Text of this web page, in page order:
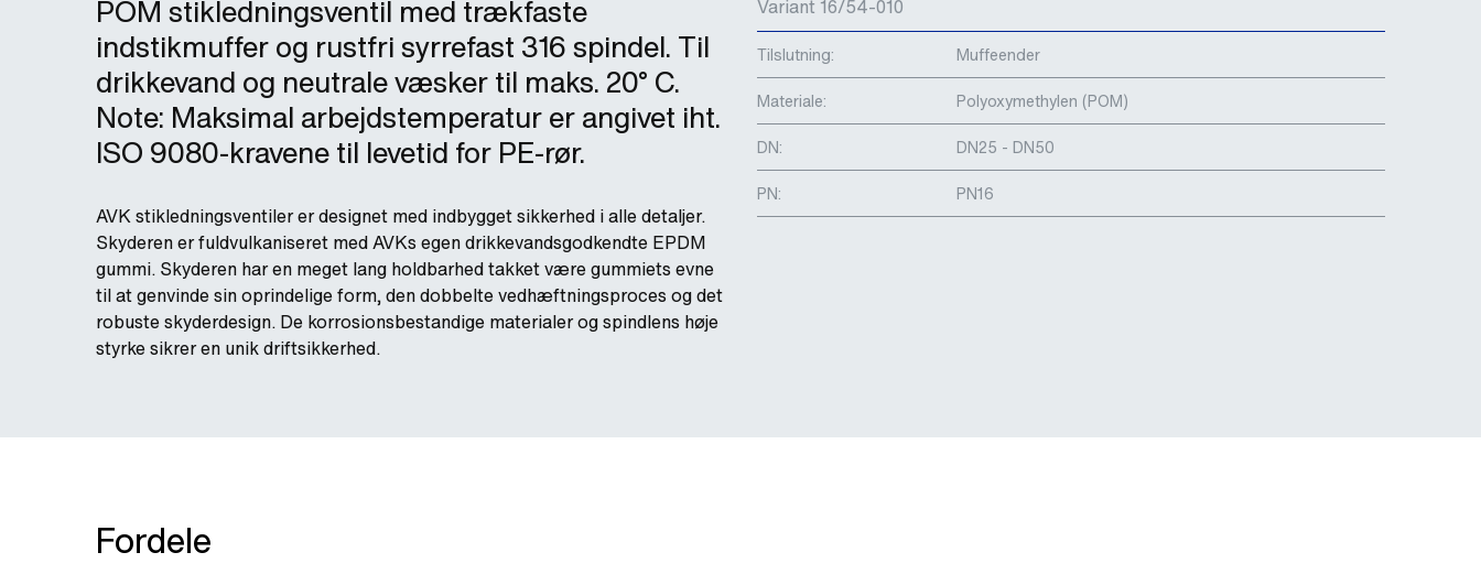
POM stikledningsventil med trækfaste
indstikmuffer og rustfri syrrefast 316 spindel. Til
drikkevand og neutrale væsker til maks. 20° C.
Note: Maksimal arbejdstemperatur er angivet iht.
ISO 9080-kravene til levetid for PE-rør.
AVK stikledningsventiler er designet med indbygget sikkerhed i alle detaljer.
Skyderen er fuldvulkaniseret med AVKs egen drikkevandsgodkendte EPDM
gummi. Skyderen har en meget lang holdbarhed takket være gummiets evne
til at genvinde sin oprindelige form, den dobbelte vedhæftningsproces og det
robuste skyderdesign. De korrosionsbestandige materialer og spindlens høje
styrke sikrer en unik driftsikkerhed.
Variant 16/54-010
Tilslutning:
Muffeender
Materiale:
Polyoxymethylen (POM)
DN:
DN25 - DN50
PN:
PN16
Fordele